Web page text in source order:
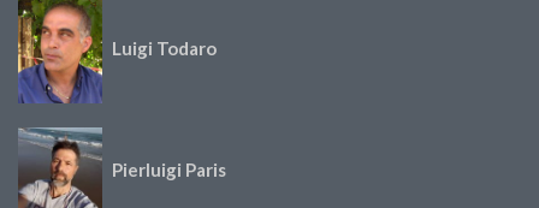
Luigi Todaro
Pierluigi Paris